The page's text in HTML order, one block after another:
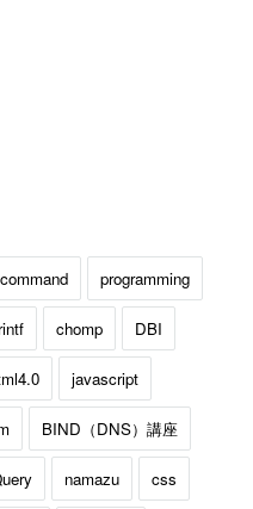
command programming
chomp DBI
javascript
BIND（DNS）講座
namazu css